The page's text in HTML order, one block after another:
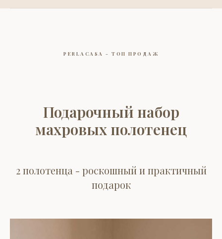
PERLACASA - ТОП ПРОДАЖ
Подарочный набор
махровых полотенец
2 полотенца - роскошный и практичный
подарок